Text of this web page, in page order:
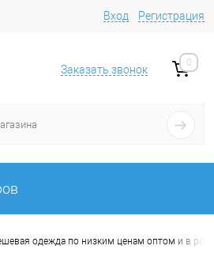
Вход Регистрация
Заказать звонок
0
одежда по низким ценам оптом и в